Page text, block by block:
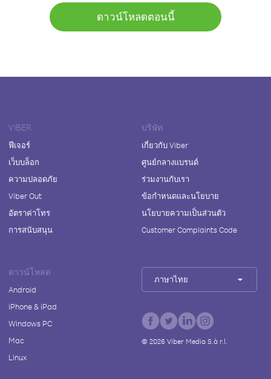
ดาวน์โหลดตอนนี้
VIBER
ฟีเจอร์
เว็บบล็อก
ความปลอดภัย
Viber Out
อัตราค่าโทร
การสนับสนุน
บริษัท
เกี่ยวกับ Viber
ศูนย์กลางแบรนด์
ร่วมงานกับเรา
ข้อกำหนดและนโยบาย
นโยบายความเป็นส่วนตัว
Customer Complaints Code
ดาวน์โหลด
Android
iPhone & iPad
Windows PC
Mac
Linux
ภาษาไทย
© 2026Viber Media S.à r.l.